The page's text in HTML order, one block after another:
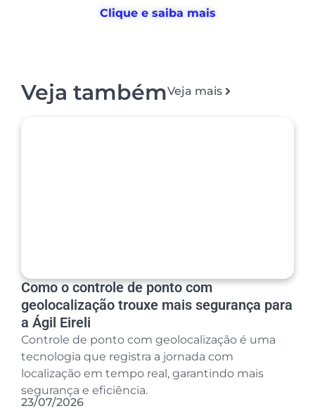
Clique e saiba mais
Veja tambémVeja mais
Como o controle de ponto com
geolocalização trouxe mais segurança para
a Ágil Eireli
Controle de ponto com geolocalização é uma
tecnologia que registra a jornada com
localização em tempo real, garantindo mais
segurança e eficiência.
23/07/2026